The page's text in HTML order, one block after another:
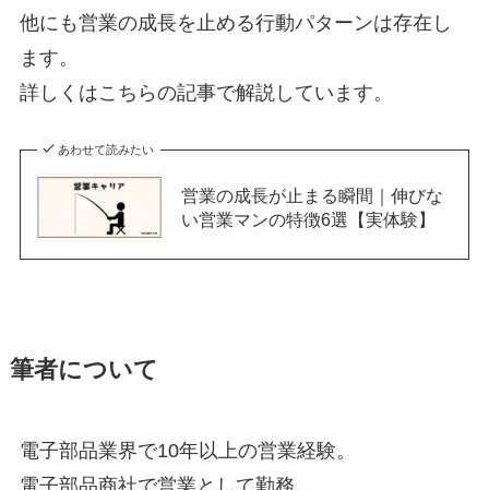
他にも営業の成長を止める行動パターンは存在し
ます。
詳しくはこちらの記事で解説しています。
あわせて読みたい
営業の成長が止まる瞬間｜伸びな
い営業マンの特徴6選【実体験】
筆者について
電子部品業界で10年以上の営業経験。
電子部品商社で営業として勤務。